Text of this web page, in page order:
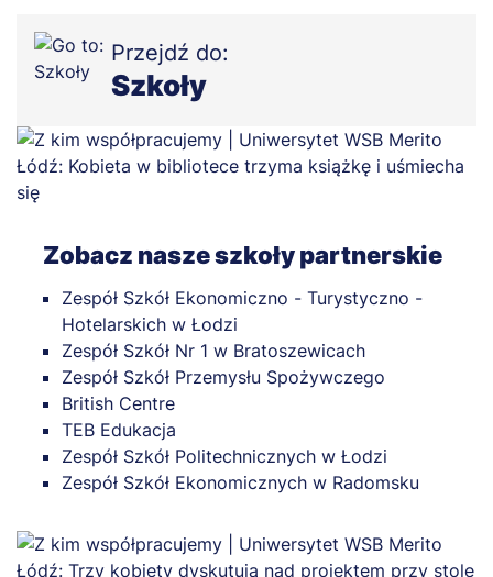
Przejdź do:
Szkoły
Zobacz nasze szkoły partnerskie
Zespół Szkół Ekonomiczno - Turystyczno -
Hotelarskich w Łodzi
Zespół Szkół Nr 1 w Bratoszewicach
Zespół Szkół Przemysłu Spożywczego
British Centre
TEB Edukacja
Zespół Szkół Politechnicznych w Łodzi
Zespół Szkół Ekonomicznych w Radomsku